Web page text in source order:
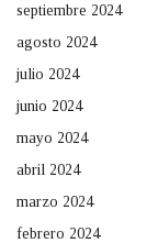
septiembre 2024
agosto 2024
julio 2024
junio 2024
mayo 2024
abril 2024
marzo 2024
febrero 2024